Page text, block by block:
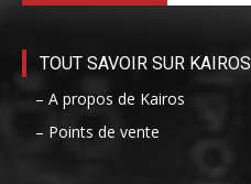
TOUT SAVOIR SUR KAIROS
– A propos de Kairos
– Points de vente